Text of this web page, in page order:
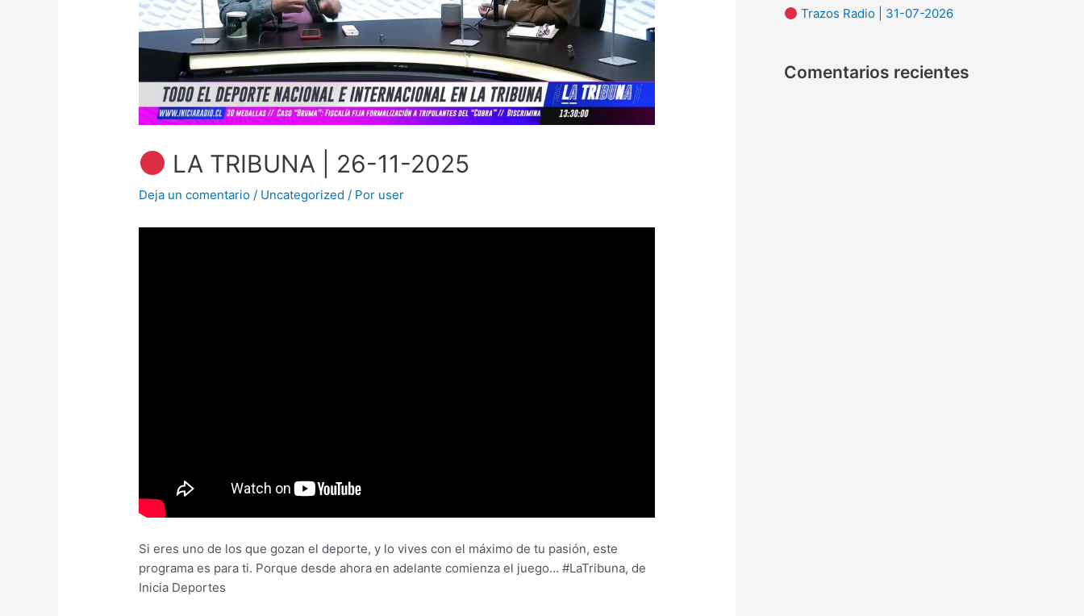
LA TRIBUNA | 26-11-2025
Deja un comentario / Uncategorized / Por user
Si eres uno de los que gozan el deporte, y lo vives con el máximo de tu pasión, este
programa es para ti. Porque desde ahora en adelante comienza el juego… #LaTribuna, de
Inicia Deportes
:
Trazos Radio | 31-07-2026
Comentarios recientes